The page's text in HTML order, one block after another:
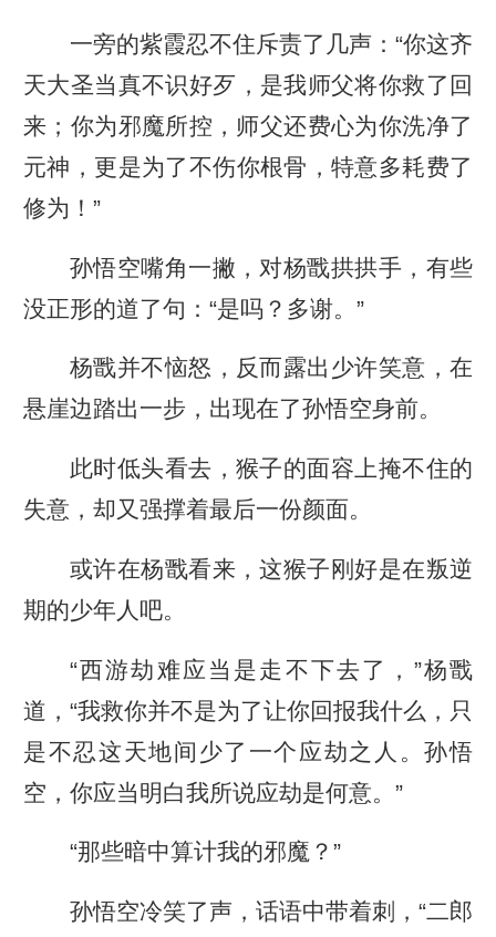
一旁的紫霞忍不住斥责了几声：“你这齐
天大圣当真不识好歹，是我师父将你救了回
来；你为邪魔所控，师父还费心为你洗净了
元神，更是为了不伤你根骨，特意多耗费了
修为！”
孙悟空嘴角一撇，对杨戬拱拱手，有些
没正形的道了句：“是吗？多谢。”
杨戬并不恼怒，反而露出少许笑意，在
悬崖边踏出一步，出现在了孙悟空身前。
此时低头看去，猴子的面容上掩不住的
失意，却又强撑着最后一份颜面。
或许在杨戬看来，这猴子刚好是在叛逆
期的少年人吧。
“西游劫难应当是走不下去了，”杨戬
道，“我救你并不是为了让你回报我什么，只
是不忍这天地间少了一个应劫之人。孙悟
空，你应当明白我所说应劫是何意。”
“那些暗中算计我的邪魔？”
孙悟空冷笑了声，话语中带着刺，“二郎